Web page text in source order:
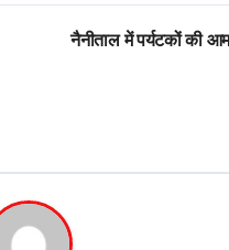
नैनीताल में पर्यटकों की